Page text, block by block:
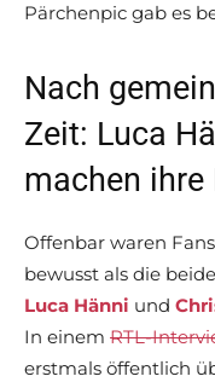
Pärchenpic gab es
Nach
Zeit: Luca
machen ihre
Offenbar waren
bewusst als die
Luca Hänni und
In einem RTL-
erstmals öffentlich